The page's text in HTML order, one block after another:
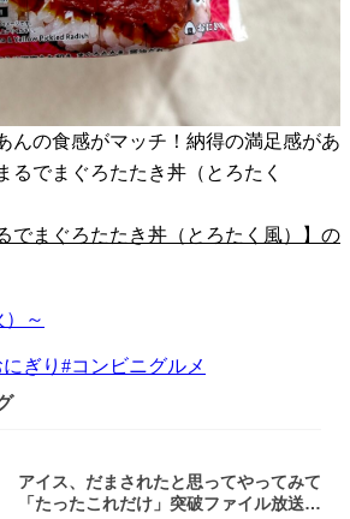
んの食感がマッチ！納得の満足感があ
でまぐろたたき丼（とろたく
でまぐろたたき丼（とろたく風）】の
）～
ぎり #コンビニグルメ
アイス、だまされたと思ってやってみて
「たったこれだけ」突破ファイル放送で